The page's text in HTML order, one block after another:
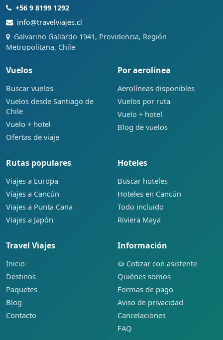
+56 9 8199 1292
info@travelviajes.cl
Galvarino Gallardo 1941, Providencia, Región
Metropolitana, Chile
Vuelos
Buscar vuelos
Vuelos desde Santiago de
Chile
Vuelo + hotel
Ofertas de viaje
Por aerolínea
Aerolíneas disponibles
Vuelos por ruta
Vuelo + hotel
Blog de vuelos
Rutas populares
Viajes a Europa
Viajes a Cancún
Viajes a Punta Cana
Viajes a Japón
Hoteles
Buscar hoteles
Hoteles en Cancún
Todo incluido
Riviera Maya
Travel Viajes
Inicio
Destinos
Paquetes
Blog
Contacto
Información
Cotizar con asistente
Quiénes somos
Formas de pago
Aviso de privacidad
Cancelaciones
FAQ